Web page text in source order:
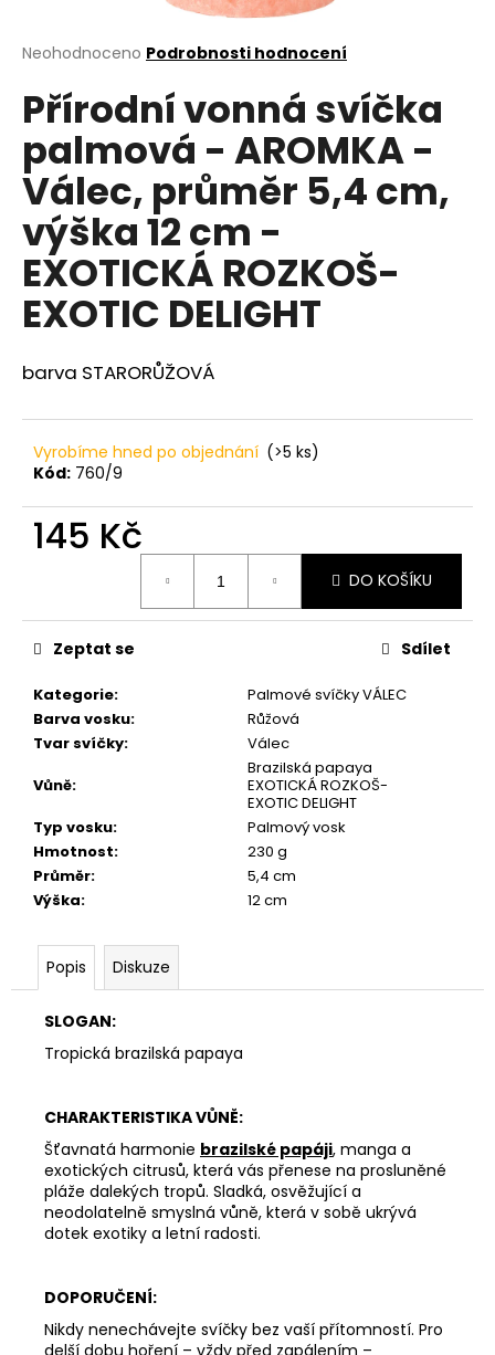
Průměrné
produktu
je
5
hvězdiček.
Neohodnoceno Podrobnosti hodnocení
Přírodní vonná svíčka
palmová - AROMKA -
Válec, průměr 5,4 cm,
výška 12 cm -
EXOTICKÁ ROZKOŠ-
EXOTIC DELIGHT
barva STARORŮŽOVÁ
Vyrobíme hned po objednání (>5 ks)
Kód: 760/9
145 Kč
DO KOŠÍKU
Kategorie:
Palmové svíčky VÁLEC
Barva vosku:
Růžová
Tvar svíčky:
Válec
Vůně:
Brazilská papaya
EXOTICKÁ ROZKOŠ-
EXOTIC DELIGHT
Typ vosku:
Palmový vosk
Hmotnost:
230 g
Průměr:
5,4 cm
Výška: 12 cm
Zeptat se Sdílet
Popis Diskuze
SLOGAN:
Tropická brazilská papaya
CHARAKTERISTIKA VŮNĚ:
Šťavnatá harmonie brazilské papáji, manga a
exotických citrusů, která vás přenese na prosluněné
pláže dalekých tropů. Sladká, osvěžující a
neodolatelně smyslná vůně, která v sobě ukrývá
dotek exotiky a letní radosti.
DOPORUČENÍ:
Nikdy nenechávejte svíčky bez vaší přítomností. Pro
delší dobu hoření – vždy před zapálením –
j
t
?
HLEDAT
o
o
u
č
u
e
PŘÍRODNÍ
VONNÁ
SVÍČKA
SÓJOVÁ
AROMKA
PIVNÍ
LÁHEV
KRABIČCE,
150
ML
KVĚT
LÍPY
312
Kč